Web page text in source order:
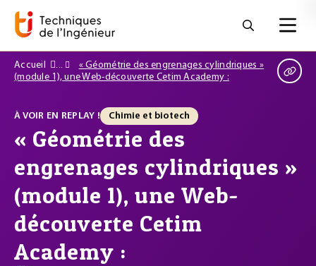
Accueil
« Géométrie des engrenages cylindriques »
(module 1), une Web-découverte Cetim Academy :
À VOIR EN REPLAY ! Chimie et biotech
« Géométrie des
engrenages cylindriques »
(module 1), une Web-
découverte Cetim
Academy :